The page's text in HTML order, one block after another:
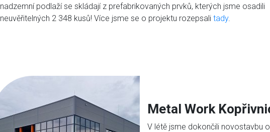
nadzemní podlaží se skládají z prefabrikovaných prvků, kterých jsme osadili
neuvěřitelných 2 348 kusů! Více jsme se o projektu rozepsali tady.
Metal Work
V létě jsme dokončili novostavbu